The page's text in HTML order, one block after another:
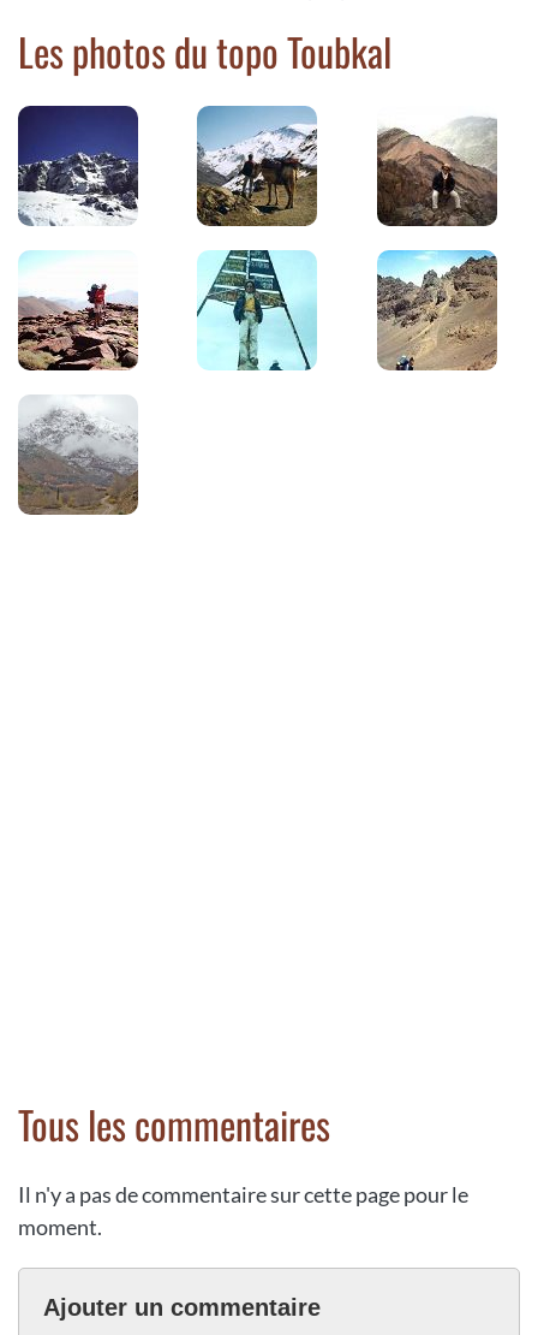
Les photos du topo Toubkal
Tous les commentaires
Il n'y a pas de commentaire sur cette page pour le
moment.
Ajouter un commentaire